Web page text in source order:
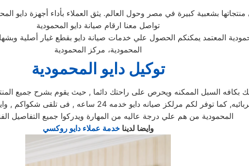
بشعبية كبيرة في مصر وحول العالم. يثق العملاء بأداء أجهزة دايو
تواصل معنا ارقام صيانة دايو المحمودية
المعتمد يمكنكم الحصول علي خدمات صيانة دايو بقطع غيار أصلية
المحمودية، مركز المحمودية
توكيل دايو المحمودية
السبل الممكنه ويحرص على راحتك دائما , حيث يقوم بشرح جميع
يوجد فريق دعم فنى يقوم صيانه جميع الاجهزه
المحمودية من هم علي درجة عاليه من المهارة ويدركوا جميع التفاصيل
وايضا لديناخدمة عملاء دايو روكسي